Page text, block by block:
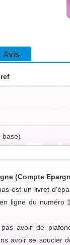
Avis
base)
(Compte
est un livret
ligne du numéro
avoir de
avoir se soucier